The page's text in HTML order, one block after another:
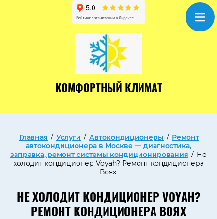
КОМФОРТНЫЙ КЛИМАТ
Главная / Услуги / Автокондиционеры / Ремонт
автокондиционера в Москве — диагностика,
заправка, ремонт системы кондиционирования / Не
холодит кондиционер Voyah? Ремонт кондиционера
Воях
НЕ ХОЛОДИТ КОНДИЦИОНЕР VOYAH?
РЕМОНТ КОНДИЦИОНЕРА ВОЯХ